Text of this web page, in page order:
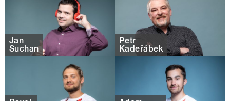
Jan
Suchan
Petr
Kadeřábek